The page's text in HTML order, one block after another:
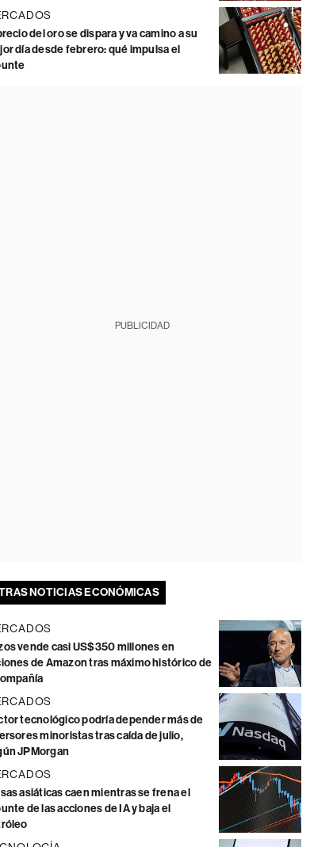
del oro se dispara y va camino a su
día desde febrero: qué impulsa el
PUBLICIDAD
NOTICIAS ECONÓMICAS
vende casi US$350 millones en
de Amazon tras máximo histórico de
tecnológico podría depender más de
minoristas tras caída de julio,
JPMorgan
asiáticas caen mientras se frena el
de las acciones de IA y baja el